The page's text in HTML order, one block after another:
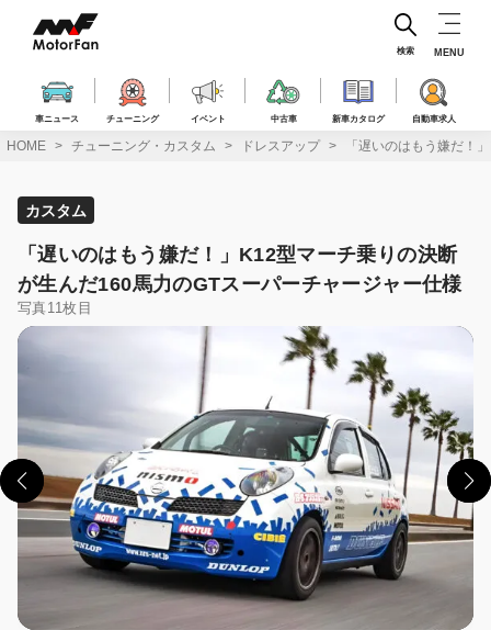
ス
車ニュース チューニング イベント 中古車 新車カタログ 自動車求人
検索 MENU
HOME チューニング・カスタム ドレスアップ 「遅いのはもう嫌だ！
カスタム
「遅いのはもう嫌だ！」K12型マーチ乗りの決断
が生んだ160馬力のGTスーパーチャージャー仕様
写真11枚目